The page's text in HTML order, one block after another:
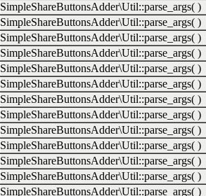
SimpleShareButtonsAdder\Util::parse_args( )
SimpleShareButtonsAdder\Util::parse_args( )
SimpleShareButtonsAdder\Util::parse_args( )
SimpleShareButtonsAdder\Util::parse_args( )
SimpleShareButtonsAdder\Util::parse_args( )
SimpleShareButtonsAdder\Util::parse_args( )
SimpleShareButtonsAdder\Util::parse_args( )
SimpleShareButtonsAdder\Util::parse_args( )
SimpleShareButtonsAdder\Util::parse_args( )
SimpleShareButtonsAdder\Util::parse_args( )
SimpleShareButtonsAdder\Util::parse_args( )
SimpleShareButtonsAdder\Util::parse_args( )
SimpleShareButtonsAdder\Util::parse_args( )